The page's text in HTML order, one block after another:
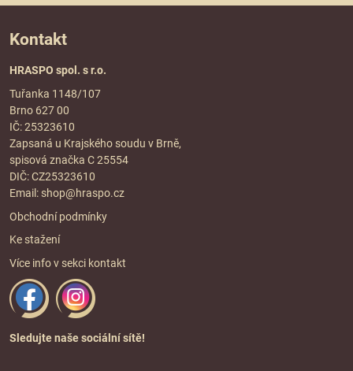
Kontakt
HRASPO spol. s r.o.
Tuřanka 1148/107
Brno 627 00
IČ: 25323610
Zapsaná u Krajského soudu v Brně,
spisová značka C 25554
DIČ: CZ25323610
Email: shop@hraspo.cz
Obchodní podmínky
Ke stažení
Více info v sekci kontakt
Sledujte naše sociální sítě!